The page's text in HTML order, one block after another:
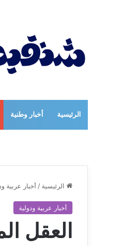
الرئيسية أخبار وطنية
الرئيسية / أخبار عربية
أخبار عربية ودولية
العقل